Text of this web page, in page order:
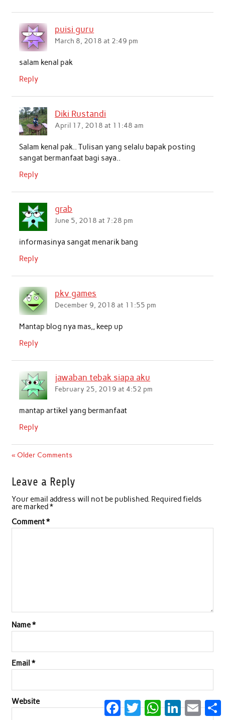
puisi guru
March 8, 2018 at 2:49 pm
salam kenal pak
Reply
Diki Rustandi
April 17, 2018 at 11:48 am
Salam kenal pak.. Tulisan yang selalu bapak posting
sangat bermanfaat bagi saya..
Reply
grab
June 5, 2018 at 7:28 pm
informasinya sangat menarik bang
Reply
pkv games
December 9, 2018 at 11:55 pm
Mantap blog nya mas,, keep up
Reply
jawaban tebak siapa aku
February 25, 2019 at 4:52 pm
mantap artikel yang bermanfaat
Reply
« Older Comments
Leave a Reply
Your email address will not be published. Required fields
are marked*
Comment*
Name*
Email *
Website Facebook
Twitter WhatsApp
LinkedInEmail